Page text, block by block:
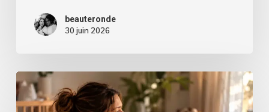
mode
beauteronde
30 juin 2026
Jeune
maman